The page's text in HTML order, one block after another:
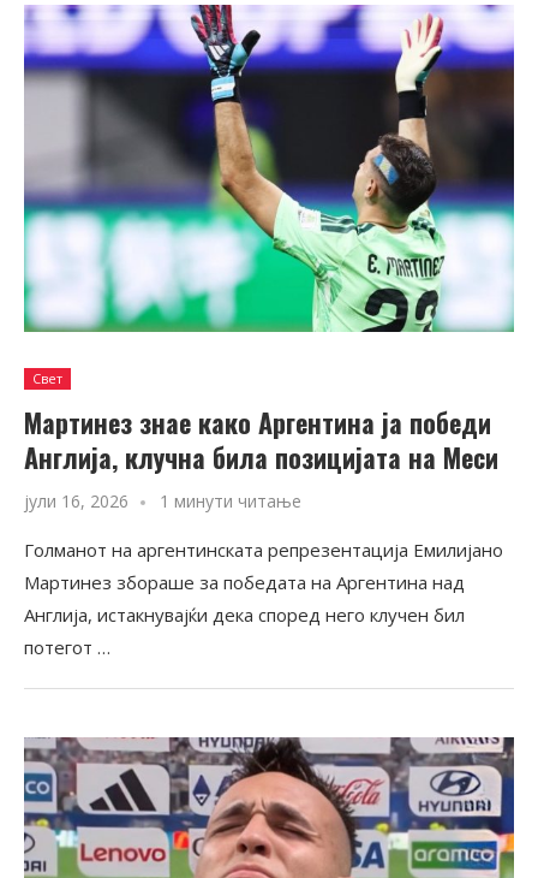
Свет
Мартинез знае како Аргентина ја победи
Англија, клучна била позицијата на Меси
јули 16, 2026 1 минути читање
Голманот на аргентинската репрезентација Емилијано
Мартинез збораше за победата на Аргентина над
Англија, истакнувајќи дека според него клучен бил
потегот …